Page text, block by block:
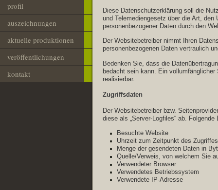
profil
auszeichnungen
aktuelle produktionen
veröffentlichungen
kontakt
Diese Datenschutzerklärung soll die
und Telemediengesetz über die Art, den
personenbezogener Daten durch den
Der Websitebetreiber nimmt Ihren
personenbezogenen Daten vertraulich
Bedenken Sie, dass die
bedacht sein kann. Ein
realisierbar.
Zugriffsdaten
Der Websitebetreiber bzw.
diese als „Server-Logfiles“ ab.
Besuchte Website
Uhrzeit zum Zeitpunkt des Zugriffes
Menge der gesendeten Daten in
Quelle/Verweis, von welchem Sie
Verwendeter Browser
Verwendetes Betriebssystem
Verwendete IP-Adresse